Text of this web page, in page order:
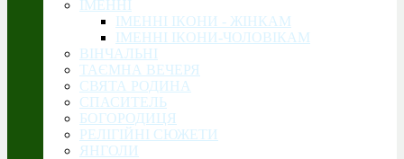
ІМЕННІ
ІМЕННІ ІКОНИ - ЖІНКАМ
ІМЕННІ ІКОНИ-ЧОЛОВІКАМ
ВІНЧАЛЬНІ
ТАЄМНА ВЕЧЕРЯ
СВЯТА РОДИНА
CПАСИТЕЛЬ
БОГОРОДИЦЯ
РЕЛІГІЙНІ СЮЖЕТИ
ЯНГОЛИ